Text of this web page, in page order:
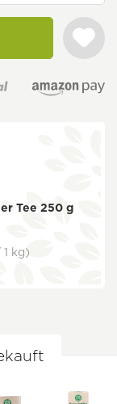
Tee 250 g
kg)